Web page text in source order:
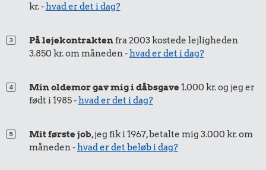
kr. -hvad er det i dag?
På lejekontraktenfra 2003 kostede lejligheden
3.850 kr. om måneden -hvad er det i dag?
Min oldemor gav mig i dåbsgave1.000 kr. og jeg er
født i 1985 -hvad er det i dag?
Mit første job, jeg fik i 1967, betalte mig 3.000 kr. om
måneden -hvad er det beløb i dag?